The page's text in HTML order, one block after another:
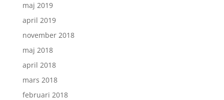
maj 2019
april 2019
november 2018
maj 2018
april 2018
mars 2018
februari 2018